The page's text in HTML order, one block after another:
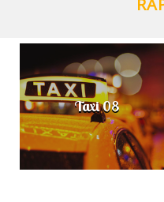
Taxi 08